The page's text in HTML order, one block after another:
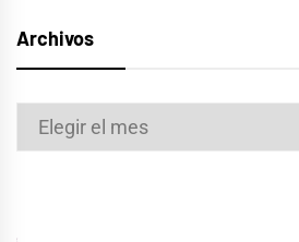
Archivos
Archivos